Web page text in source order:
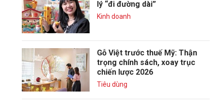
lý “đi đường dài”
Kinh doanh
Gỗ Việt trước thuế Mỹ: Thận
trọng chính sách, xoay trục
chiến lược 2026
Tiêu dùng